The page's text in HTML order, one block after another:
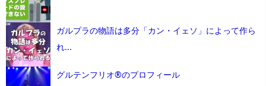
ガルプラの物語は多分「カン・イェソ」によって作ら
れ...
グルテンフリオ®のプロフィール